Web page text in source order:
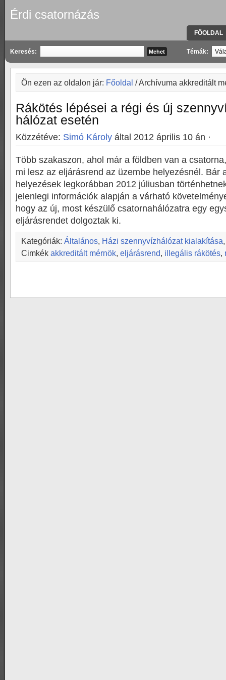
Érdi csatornázás
FŐOLDAL
Keresés: Témák:
Ön ezen az oldalon jár: Főoldal / Archívuma akkreditált
Rákötés lépései a régi és új
hálózat esetén
Közzétéve: Simó Károly által 2012 április 10 án ·
Több szakaszon, ahol már a földben van a
mi lesz az eljárásrend az üzembe helyezésnél. Bár
helyezések legkorábban 2012 júliusban
jelenlegi információk alapján a várható
hogy az új, most készülő csatornahálózatra egy
eljárásrendet dolgoztak ki.
Kategóriák: Általános, Házi szennyvízhálózat kialakítása
Cimkék akkreditált mérnök, eljárásrend, illegális rákötés,